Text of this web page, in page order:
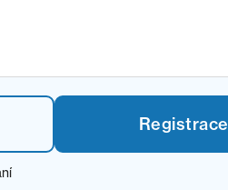
Registrace